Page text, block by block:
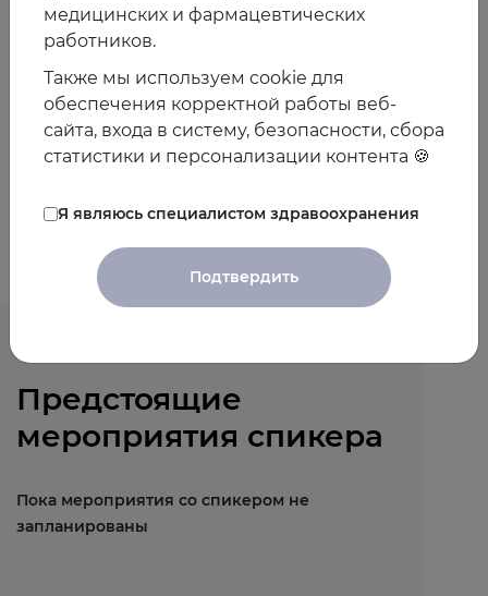
28.04.2025
назначения антиагрегантов со стороны
смежных специалистов
Предстоящие
мероприятия спикера
Пока мероприятия со спикером не
запланированы
медицинских и фармацевтических
работников.
Также мы используем cookie для
обеспечения корректной работы веб-
сайта, входа в систему, безопасности, сбора
статистики и персонализации контента 🍪
Я являюсь специалистом здравоохранения
Подтвердить